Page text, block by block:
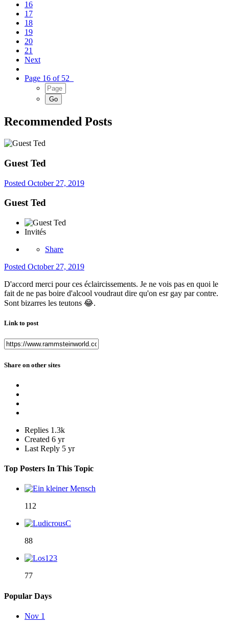
16
17
18
19
20
21
Next
Page 16 of 52
Recommended Posts
Guest Ted
Posted October 27, 2019
Guest Ted
Invités
Share
Posted October 27, 2019
D'accord merci pour ces éclaircissements. Je ne vois pas en quoi le
fait de ne pas boire d'alcool voudraut dire qu'on esr gay par contre.
Sont bizarres les teutons 😂.
Link to post
Share on other sites
Replies 1.3k
Created 6 yr
Last Reply 5 yr
Top Posters In This Topic
112
88
77
Popular Days
Nov 1